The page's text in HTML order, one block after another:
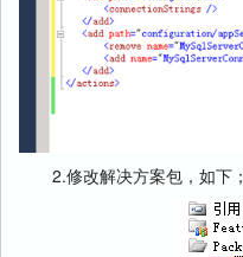
2.修改解决方案包，如下；